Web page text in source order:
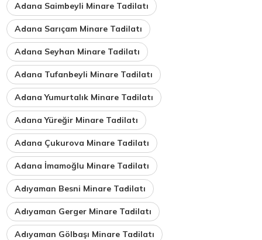
Adana Saimbeyli Minare Tadilatı
Adana Sarıçam Minare Tadilatı
Adana Seyhan Minare Tadilatı
Adana Tufanbeyli Minare Tadilatı
Adana Yumurtalık Minare Tadilatı
Adana Yüreğir Minare Tadilatı
Adana Çukurova Minare Tadilatı
Adana İmamoğlu Minare Tadilatı
Adıyaman Besni Minare Tadilatı
Adıyaman Gerger Minare Tadilatı
Adıyaman Gölbaşı Minare Tadilatı